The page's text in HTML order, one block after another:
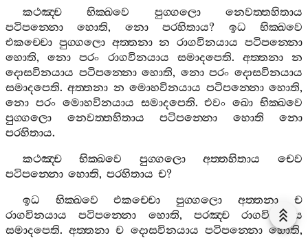
කථඤ‍්ච
භික‍්ඛවෙ පුග‍්ගලො
නෙවත‍්තහිතාය
පටිපන‍්නො
හොති, නො පරහිතාය? ඉධ
භික‍්ඛවෙ
එකච‍්චො පුග‍්ගලො අත‍්තනා න රාගවිනයාය පටිපන‍්නො
හොති,නො පරං රාගවිනයාය සමාදපෙති. අත‍්තනා
න
දොසවිනයාය පටිපන‍්නො හොති, නො පරං දොසවිනයාය
සමාදපෙති.අත‍්තනා න මොහවිනයාය පටිපන‍්නො හොති,
නො පරං මොහවිනයාය සමාදපෙති.එවං ඛො භික‍්ඛවෙ
පුග‍්ගලො
නෙවත‍්තහිතාය පටිපන‍්නො හොති
නො
පරහිතාය.
කථඤ‍්ච
භික‍්ඛවෙ පුග‍්ගලො අත‍්තහිතාය
චෙව
පටිපන‍්නො හොති, පරහිතාය ච?
ඉධ
භික‍්ඛවෙ එකච‍්චො පුග‍්ගලො අත‍්තනා
ච
රාගවිනයාය
පටිපන‍්නො හොති, පරඤ‍්ච
රාගවිනයාය
සමාදපෙති.අත‍්තනා ච දොසවිනයාය පටිපන‍්නො හොති,